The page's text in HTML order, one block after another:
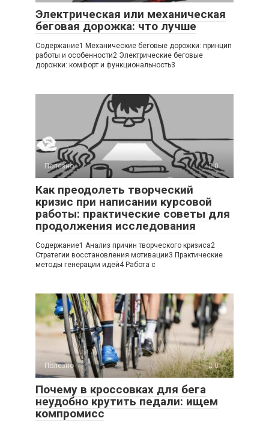
Электрическая или механическая
беговая дорожка: что лучше
Содержание1 Механические беговые дорожки: принцип
работы и особенности2 Электрические беговые
дорожки: комфорт и функциональность3
Полезно 0
Как преодолеть творческий
кризис при написании курсовой
работы: практические советы для
продолжения исследования
Содержание1 Анализ причин творческого кризиса2
Стратегии восстановления мотивации3 Практические
методы генерации идей4 Работа с
Полезно 0
Почему в кроссовках для бега
неудобно крутить педали: ищем
компромисс